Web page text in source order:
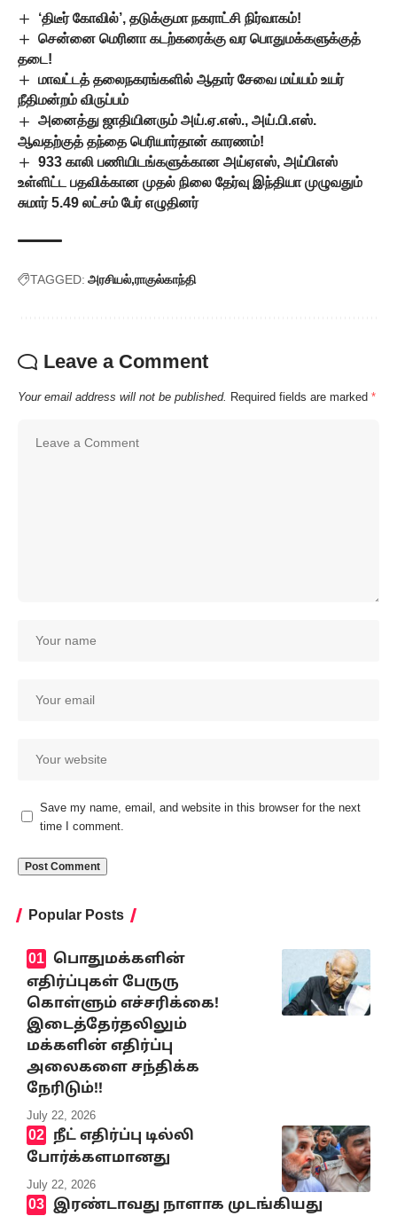
‘திடீர் கோவில்’, தடுக்குமா நகராட்சி நிர்வாகம்!
சென்னை மெரினா கடற்கரைக்கு வர பொதுமக்களுக்குத்
தடை!
மாவட்டத் தலைநகரங்களில் ஆதார் சேவை மய்யம் உயர்
நீதிமன்றம் விருப்பம்
அனைத்து ஜாதியினரும் அய்.ஏ.எஸ்., அய்.பி.எஸ்.
ஆவதற்குத் தந்தை பெரியார்தான் காரணம்!
933 காலி பணியிடங்களுக்கான அய்ஏஎஸ், அய்பிஎஸ்
உள்ளிட்ட பதவிக்கான முதல் நிலை தேர்வு இந்தியா முழுவதும்
சுமார் 5.49 லட்சம் பேர் எழுதினர்
TAGGED: அரசியல் ராகுல்காந்தி
Leave a Comment
Your email address will not be published. Required fields are marked *
Save my name, email, and website in this browser for the next
time I comment.
Popular Posts
பொதுமக்களின்
எதிர்ப்புகள் பேருரு
கொள்ளும் எச்சரிக்கை!
இடைத்தேர்தலிலும்
மக்களின் எதிர்ப்பு
அலைகளை சந்திக்க
நேரிடும்!!
July 22, 2026
நீட் எதிர்ப்பு டில்லி
போர்க்களமானது
July 22, 2026
இரண்டாவது நாளாக முடங்கியது